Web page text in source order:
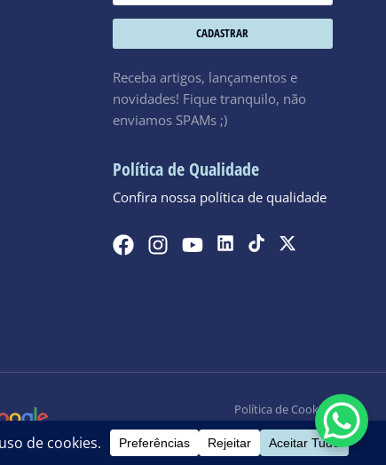
CADASTRAR
Receba artigos, lançamentos e
novidades! Fique tranquilo, não
enviamos SPAMs ;)
Política de Qualidade
Confira nossa política de qualidade
Política de Cookies
Política de Privacidade